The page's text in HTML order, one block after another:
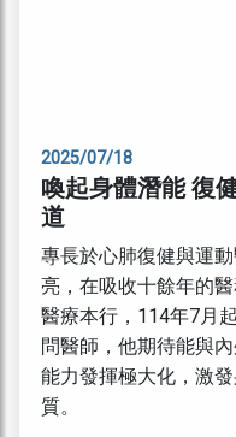
2025/07/18
喚起身體潛能 復
道
專長於心肺復健與運
亮，在吸收十餘年的
醫療本行，114年7月
問醫師，他期待能與
能力發揮極大化，激
質。